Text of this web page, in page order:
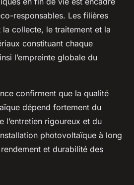
responsables. Les filières
la collecte, le traitement et la
constituant chaque
l’empreinte globale du
confirment que la qualité
dépend fortement du
l’entretien rigoureux et du
photovoltaïque à long
et durabilité des